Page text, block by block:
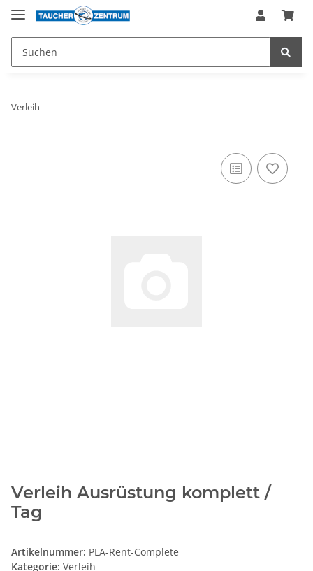
Verleih
Verleih Ausrüstung komplett /
Tag
Artikelnummer: PLA-Rent-Complete
Kategorie: Verleih